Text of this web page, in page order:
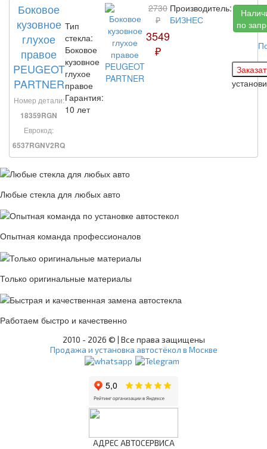
Боковое
кузовное
глухое
правое
PEUGEOT
PARTNER
Номер детали:
18359RGN
Еврокод:
6537RGNV2RQ
Тип
стекла:
Боковое
кузовное
глухое
правое
Гарантия:
10 лет
2730
₽
3549
₽
Производитель:
БИЗНЕС
по
Любые стекла для любых авто
Опытная команда профессионалов
Только оригинальные материалы
Работаем быстро и качественно
2010 - 2026 © | Все права защищены
Продажа и установка автостёкол в Москве
АДРЕС АВТОСЕРВИСА